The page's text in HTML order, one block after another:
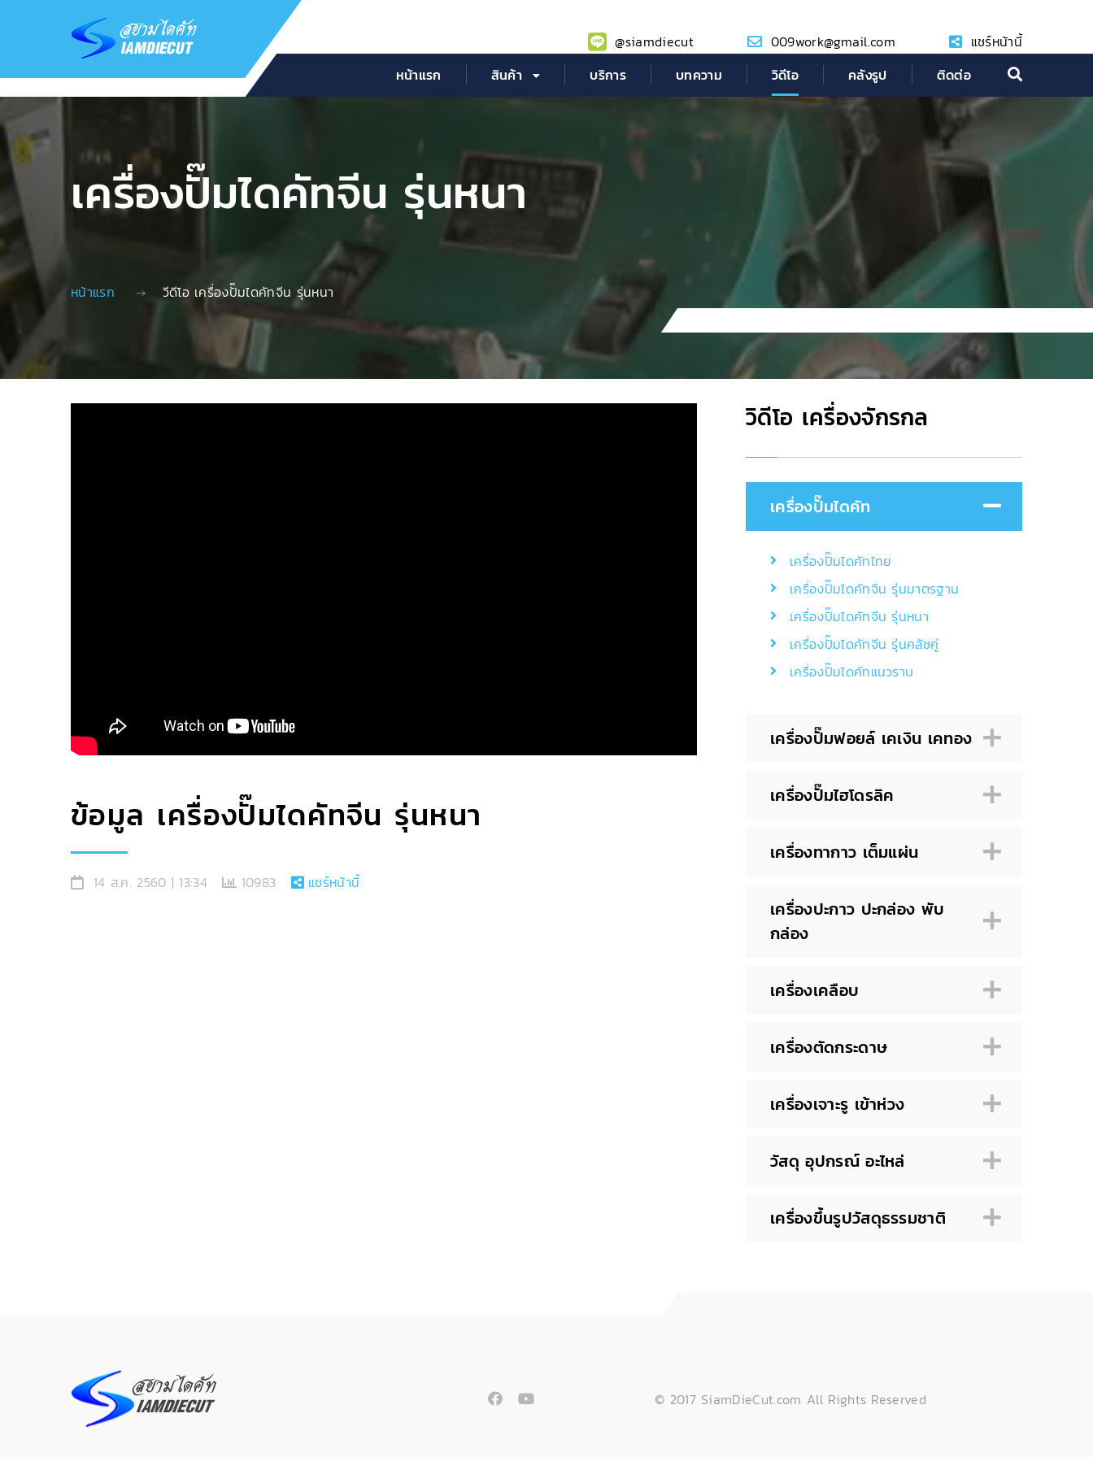
@siamdiecut 009work@gmail.com
แชร์หน้านี้
หน้าแรก
สินค้า บริการ บทความ วิดีโอ คลังรูป ติดต่อ
เครื่องปั๊มไดคัทจีน รุ่นหนา
หน้าแรก วีดีโอ เครื่องปั๊มไดคัทจีน รุ่นหนา
ข้อมูล เครื่องปั๊มไดคัทจีน รุ่นหนา
14 ส.ค. 2560 | 13:34 10983 แชร์หน้านี้
วิดีโอ เครื่องจักรกล
เครื่องปั๊มไดคัท
เครื่องปั๊มไดคัทไทย
เครื่องปั๊มไดคัทจีน รุ่นมาตรฐาน
เครื่องปั๊มไดคัทจีน รุ่นหนา
เครื่องปั๊มไดคัทจีน รุ่นคลัชคู่
เครื่องปั๊มไดคัทแนวราบ
เครื่องปั๊มฟอยล์ เคเงิน เคทอง
เครื่องปั๊มไฮโดรลิค
เครื่องทากาว เต็มแผ่น
เครื่องปะกาว ปะกล่อง พับ
กล่อง
เครื่องเคลือบ
เครื่องตัดกระดาษ
เครื่องเจาะรู เข้าห่วง
วัสดุ อุปกรณ์ อะไหล่
เครื่องขึ้นรูปวัสดุธรรมชาติ
© 2017 SiamDieCut.com All Rights Reserved